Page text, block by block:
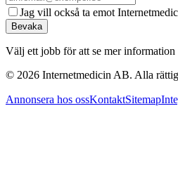
Jag vill också ta emot
Bevaka
Välj ett jobb för att se mer information
© 2026 Internetmedicin AB. Alla
Annonsera hos ossKontaktSitemap